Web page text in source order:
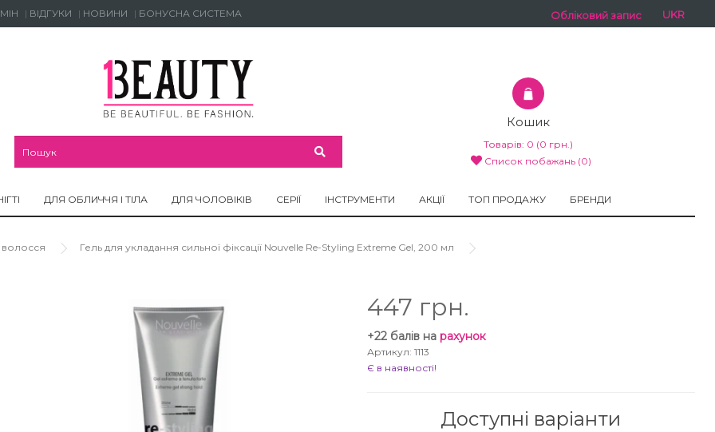
ВІДГУКИ НОВИНИ БОНУСНА СИСТЕМА Обліковий запис UKR
Кошик
Товарів: 0 (0 грн.)
Список побажань (0)
ДЛЯ ОБЛИЧЧЯ І ТІЛА ДЛЯ ЧОЛОВІКІВ СЕРІЇ ІНСТРУМЕНТИ АКЦІЇ ТОП ПРОДАЖУ БРЕНДИ
волосся Гель для укладання сильної фіксації Nouvelle Re-Styling Extreme Gel, 200 мл
447 грн.
+22 балів на рахунок
Артикул: 1113
Є в наявності!
Доступні варіанти